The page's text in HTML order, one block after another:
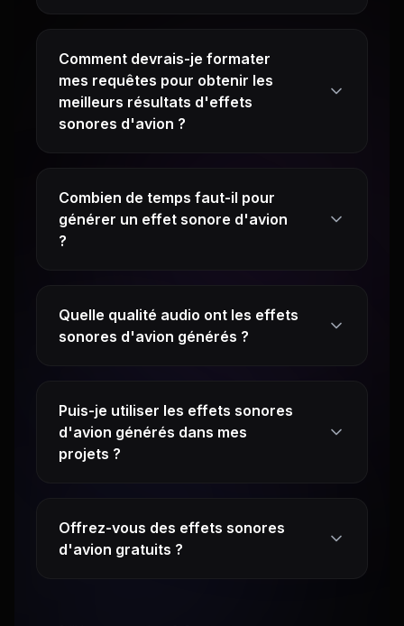
Comment devrais-je formater
mes requêtes pour obtenir les
meilleurs résultats d'effets
sonores d'avion ?
Combien de temps faut-il pour
générer un effet sonore d'avion
?
Quelle qualité audio ont les effets
sonores d'avion générés ?
Puis-je utiliser les effets sonores
d'avion générés dans mes
projets ?
Offrez-vous des effets sonores
d'avion gratuits ?